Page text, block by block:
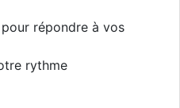
répondre à vos
rythme